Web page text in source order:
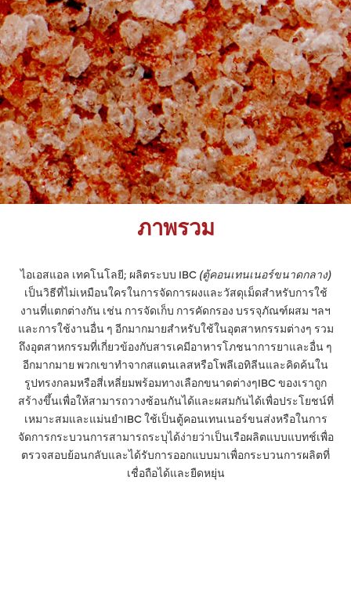
ภาพรวม
ไอเอสแอล เทคโนโลยี; ผลิตระบบ IBC (ตู้คอนเทนเนอร์ขนาดกลาง)
เป็นวิธีที่ไม่เหมือนใครในการจัดการผงและวัสดุเม็ดสำหรับการใช้
งานที่แตกต่างกัน เช่น การจัดเก็บ การคัดกรอง บรรจุภัณฑ์ผสม ฯลฯ
และการใช้งานอื่น ๆ อีกมากมายสำหรับใช้ในอุตสาหกรรมต่างๆ รวม
ถึงอุตสาหกรรมที่เกี่ยวข้องกับสารเคมีอาหารโภชนาการยาและอื่น ๆ
อีกมากมาย พวกเขาทำจากสแตนเลสหรือโพลีเอทิลีนและคิดค้นใน
รูปทรงกลมหรือสี่เหลี่ยมพร้อมทางเลือกขนาดต่างๆIBC ของเราถูก
สร้างขึ้นเพื่อให้สามารถวางซ้อนกันได้และผสมกันได้เพื่อประโยชน์ที่
เหมาะสมและแม่นยำIBC ใช้เป็นตู้คอนเทนเนอร์ขนส่งหรือในการ
จัดการกระบวนการสามารถระบุได้ง่ายว่าเป็นเรือผลิตแบบแบทช์เพื่อ
ตรวจสอบย้อนกลับและได้รับการออกแบบมาเพื่อกระบวนการผลิตที่
เชื่อถือได้และยืดหยุ่น